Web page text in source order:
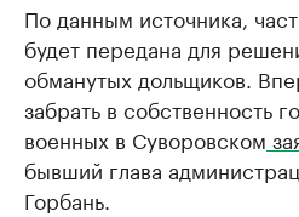
По данным источника,
будет передана для
обманутых дольщиков.
забрать в собственность
военных в Суворовском
бывший глава
Горбань.